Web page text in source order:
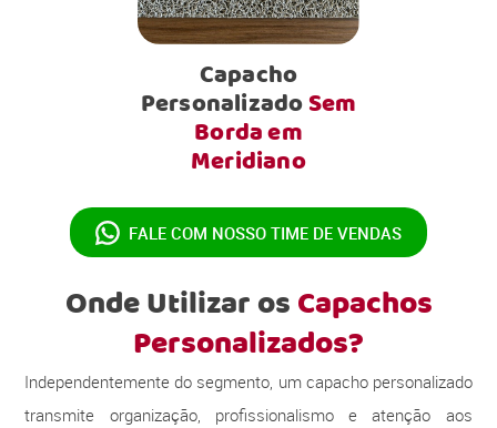
Capacho
PersonalizadoSem
Borda em
Meridiano
FALE COM NOSSO TIME DE VENDAS
Onde Utilizar osCapachos
Personalizados?
Independentemente do segmento, um capacho personalizado
transmite organização, profissionalismo e atenção aos